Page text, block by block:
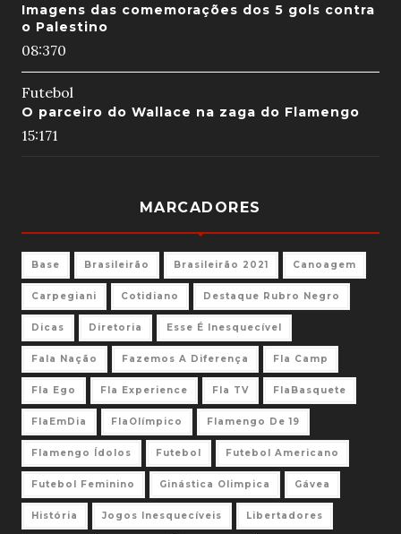
Imagens das comemorações dos 5 gols contra
o Palestino
08:370
Futebol
O parceiro do Wallace na zaga do Flamengo
15:171
MARCADORES
Base Brasileirão Brasileirão 2021 Canoagem
Carpegiani Cotidiano Destaque Rubro Negro
Dicas Diretoria Esse É Inesquecível
Fala Nação Fazemos A Diferença Fla Camp
Fla Ego Fla Experience Fla TV FlaBasquete
FlaEmDia FlaOlímpico Flamengo De 19
Flamengo Ídolos Futebol Futebol Americano
Futebol Feminino Ginástica Olimpica Gávea
História Jogos Inesquecíveis Libertadores